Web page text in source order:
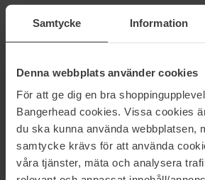
Samtycke Information
Denna webbplats använder cookies
För att ge dig en bra
Bangerhead cookies. Vissa cookies
du ska kunna använda webbplatsen,
samtycke krävs för att använda
våra tjänster, mäta och analysera
Normale prijs 31 € Normale
BADZOUT
Je lichaam zal je dankbaar zijn voor dit
Bevat zout van de Dode zee, algenextract
combinatie met reinigende etherische oliën
lavendel en citroen. Gebruik als een
in een spierontspannend mineraalbad.